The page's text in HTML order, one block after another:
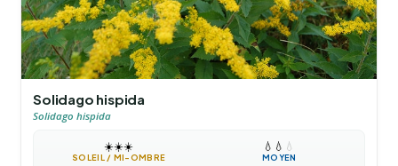
Solidago hispida
Solidago hispida
☀️☀️☀️
SOLEIL / MI-OMBRE
💧 💧 💧
MOYEN